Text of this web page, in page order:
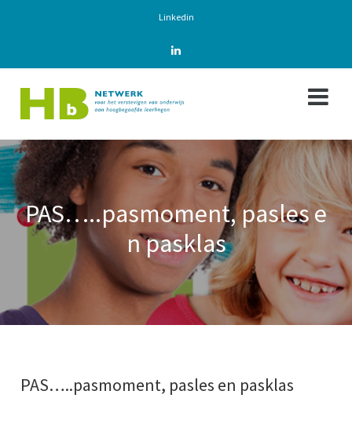
Linkedin
PAS…..pasmoment, pasles e
n pasklas
PAS…..pasmoment, pasles en pasklas